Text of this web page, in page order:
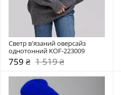
Светр в'язаний оверсайз
однотонний KOF-223009
759 ₴ 1 519 ₴